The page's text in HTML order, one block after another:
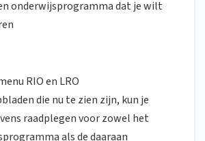
onderwijsprogramma dat je wilt
RIO en LRO
die nu te zien zijn, kun je
raadplegen voor zowel het
als de daaraan